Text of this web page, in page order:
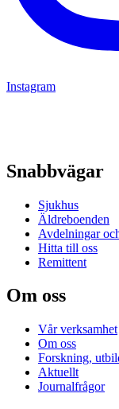
Instagram
Snabbvägar
Sjukhus
Äldreboenden
Avdelningar
Hitta till oss
Remittent
Om oss
Vår verksamhet
Om oss
Forskning,
Aktuellt
Journalfrågor